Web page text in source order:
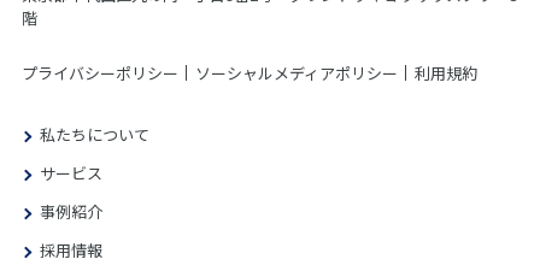
階
プライバシーポリシー ソーシャルメディアポリシー 利用規約
私たちについて
サービス
事例紹介
採用情報